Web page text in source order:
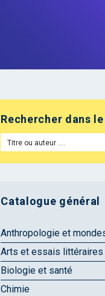
Rechercher dans
Catalogue général
Anthropologie et
Arts et essais littéraires
Biologie et santé
Chimie